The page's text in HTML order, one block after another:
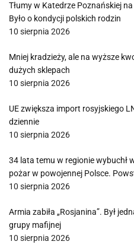
Tłumy w Katedrze Poznańskiej
Było o kondycji polskich rodzin
10 sierpnia 2026
Mniej kradzieży, ale na wyższe
dużych sklepach
10 sierpnia 2026
UE zwiększa import rosyjskiego
dziennie
10 sierpnia 2026
34 lata temu w regionie wybuchł
pożar w powojennej Polsce.
10 sierpnia 2026
Armia zabiła „Rosjanina”. Był
grupy mafijnej
10 sierpnia 2026